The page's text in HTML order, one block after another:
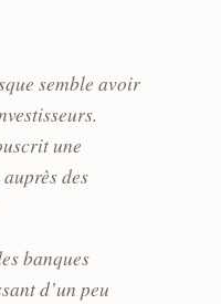
semble avoir
une
des
banques
d’un peu